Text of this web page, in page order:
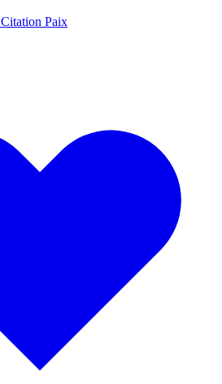
Citation Paix